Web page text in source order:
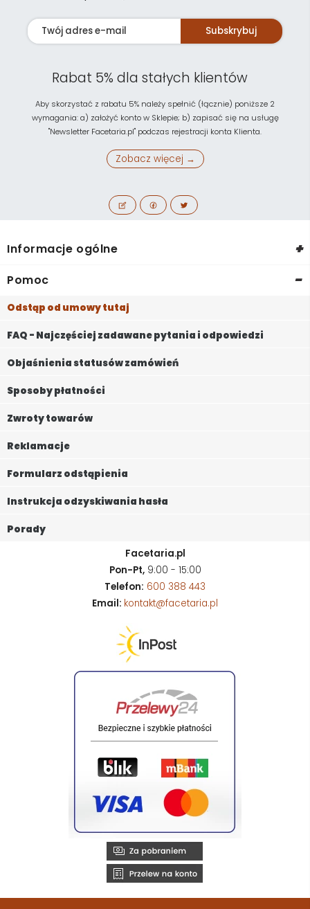
Subskrybuj
Rabat 5% dla stałych klientów
Aby skorzystać z rabatu 5% należy spełnić (łącznie) poniższe 2
wymagania: a) założyć konto w Sklepie; b) zapisać się na usługę
"Newsletter Facetaria.pl" podczas rejestracji konta Klienta.
Zobacz więcej →
Informacje ogólne +
Pomoc -
Odstąp od umowy tutaj
FAQ - Najczęściej zadawane pytania i odpowiedzi
Objaśnienia statusów zamówień
Sposoby płatności
Zwroty towarów
Reklamacje
Formularz odstąpienia
Instrukcja odzyskiwania hasła
Porady
Facetaria.pl
Pon-Pt,9:00 - 15:00
Telefon: 600 388 443
Email: kontakt@facetaria.pl